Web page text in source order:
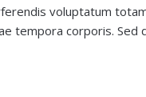
voluptatum
tempora corporis. Sed